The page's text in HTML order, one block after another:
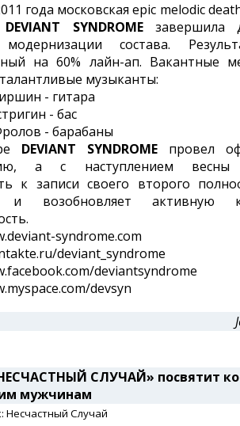
года московская epic melodic
DEVIANT SYNDROMEзавершила
модернизации состава.
на 60% лайн-ап. Вакантные
музыканты:
- гитара
- бас
- барабаны
DEVIANT SYNDROME провел
а с наступлением весны
к записи своего второго
и возобновляет активную
syndrome.com
deviant_syndrome
deviantsyndrome
devsyn
СЛУЧАЙ» посвятит
мужчинам
Несчастный Случай